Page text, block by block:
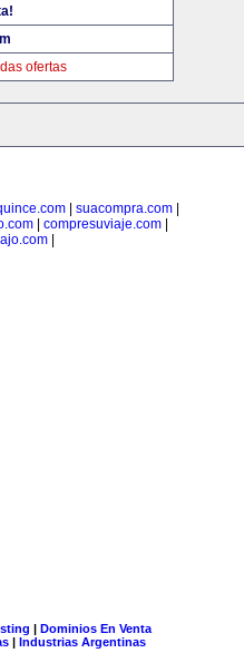
ofertas
suacompra.com
compresuviaje.com
| Dominios En Venta
| Industrias Argentinas